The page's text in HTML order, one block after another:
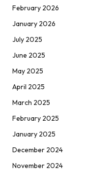
February 2026
January 2026
July 2025
June 2025
May 2025
April 2025
March 2025
February 2025
January 2025
December 2024
November 2024